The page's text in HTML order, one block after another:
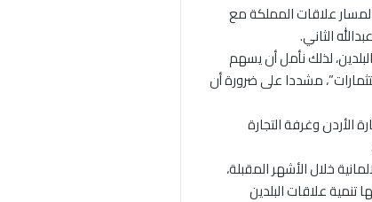
لمسار علاقات المملكة مع
الثاني.
لذلك نأمل أن يسهم
مشددا على ضرورة أن
وغرفة التجارة
خلال الأشهر المقبلة،
علاقات البلدين